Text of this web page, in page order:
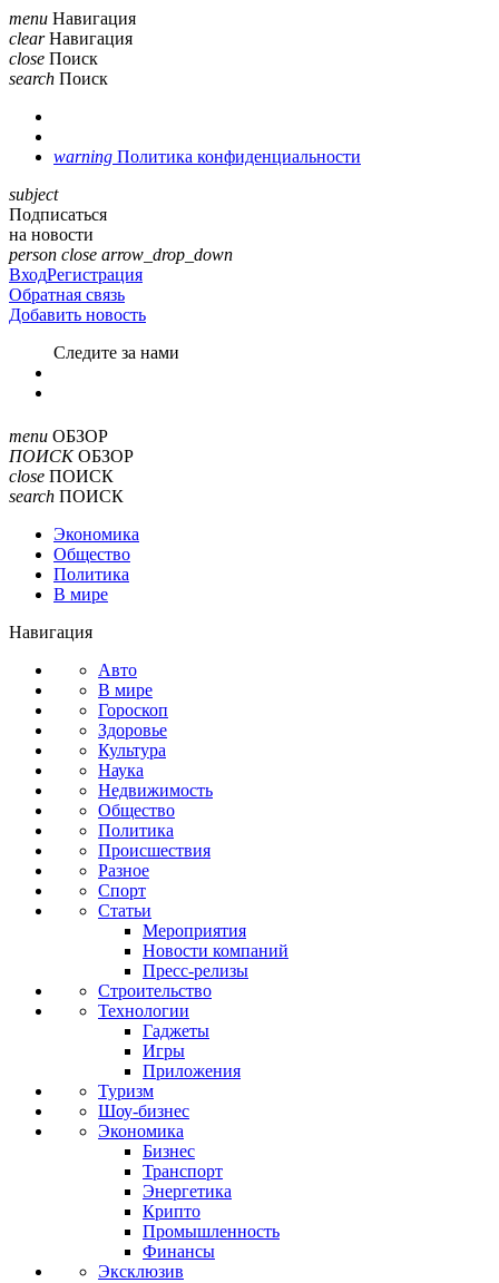
menu Навигация
clear Навигация
close Поиск
search Поиск
warning Политика конфиденциальности
subject
Подписаться
на новости
person close arrow_drop_down
ВходРегистрация
Обратная связь
Добавить новость
Cледите за нами
menu ОБЗОР
ПОИСК ОБЗОР
close ПОИСК
search ПОИСК
Экономика
Общество
Политика
В мире
Навигация
Авто
В мире
Гороскоп
Здоровье
Культура
Наука
Недвижимость
Общество
Политика
Происшествия
Разное
Спорт
Статьи
Мероприятия
Новости компаний
Пресс-релизы
Строительство
Технологии
Гаджеты
Игры
Приложения
Туризм
Шоу-бизнес
Экономика
Бизнес
Транспорт
Энергетика
Крипто
Промышленность
Финансы
Эксклюзив